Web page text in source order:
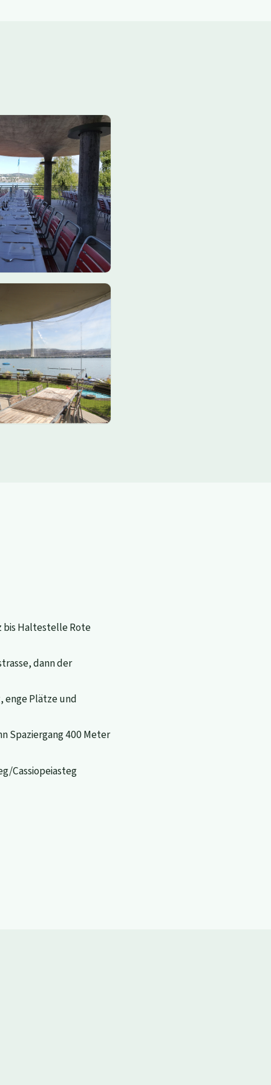
bis Haltestelle Rote
dann der
Plätze und
Spaziergang 400 Meter
Cassiopeiasteg